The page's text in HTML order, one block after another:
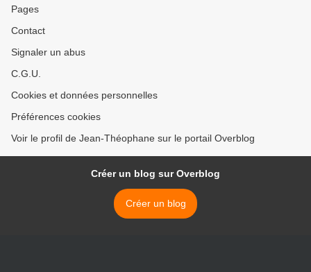
Pages
Contact
Signaler un abus
C.G.U.
Cookies et données personnelles
Préférences cookies
Voir le profil de Jean-Théophane sur le portail Overblog
Créer un blog sur Overblog
Créer un blog